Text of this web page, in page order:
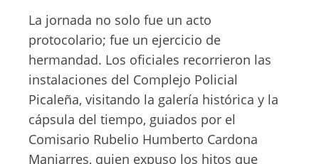
La jornada no solo fue un acto
protocolario; fue un ejercicio de
hermandad. Los oficiales recorrieron las
instalaciones del Complejo Policial
Picaleña, visitando la galería histórica y la
cápsula del tiempo, guiados por el
Comisario Rubelio Humberto Cardona
Manjarres, quien expuso los hitos que